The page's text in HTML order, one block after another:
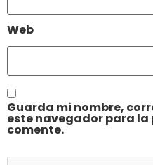
Web
Guarda mi nombre,
este navegador para la
comente.